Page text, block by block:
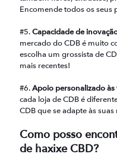
Encomende todos os seus
#5.Capacidade de
mercado do CDB é muito
escolha um grossista de
mais recentes!
#6.Apoio personalizado às
cada loja de CDB é
CDB que se adapte às suas
Como posso
de haxixe CBD?